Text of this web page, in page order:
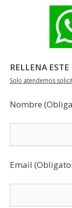
RELLENA
Solo atendemos
Nombre
Email